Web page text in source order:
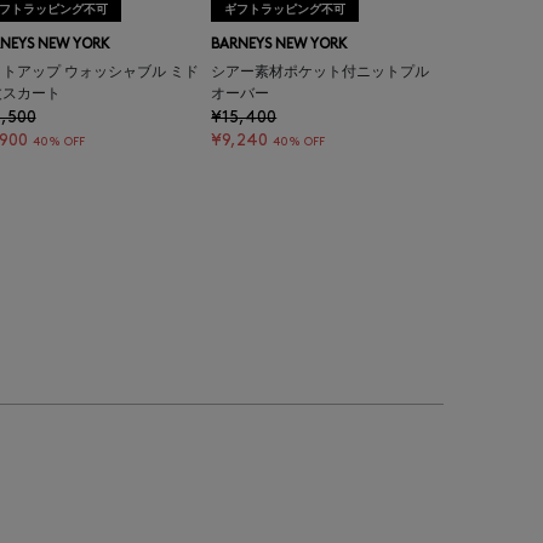
トラッピング不可
NEW YORK
アップ ウォッシャブル ミド
カート
40% OFF
ギフトラッピング不可
BARNEYS NEW YORK
シアー素材ポケット付ニットプル
オーバー
¥15,400
¥9,240 40% OFF